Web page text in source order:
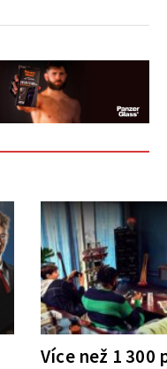
Více než 1